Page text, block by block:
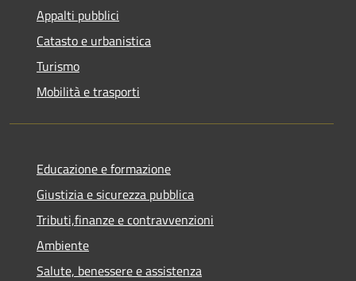
Appalti pubblici
Catasto e urbanistica
Turismo
Mobilità e trasporti
Educazione e formazione
Giustizia e sicurezza pubblica
Tributi,finanze e contravvenzioni
Ambiente
Salute, benessere e assistenza